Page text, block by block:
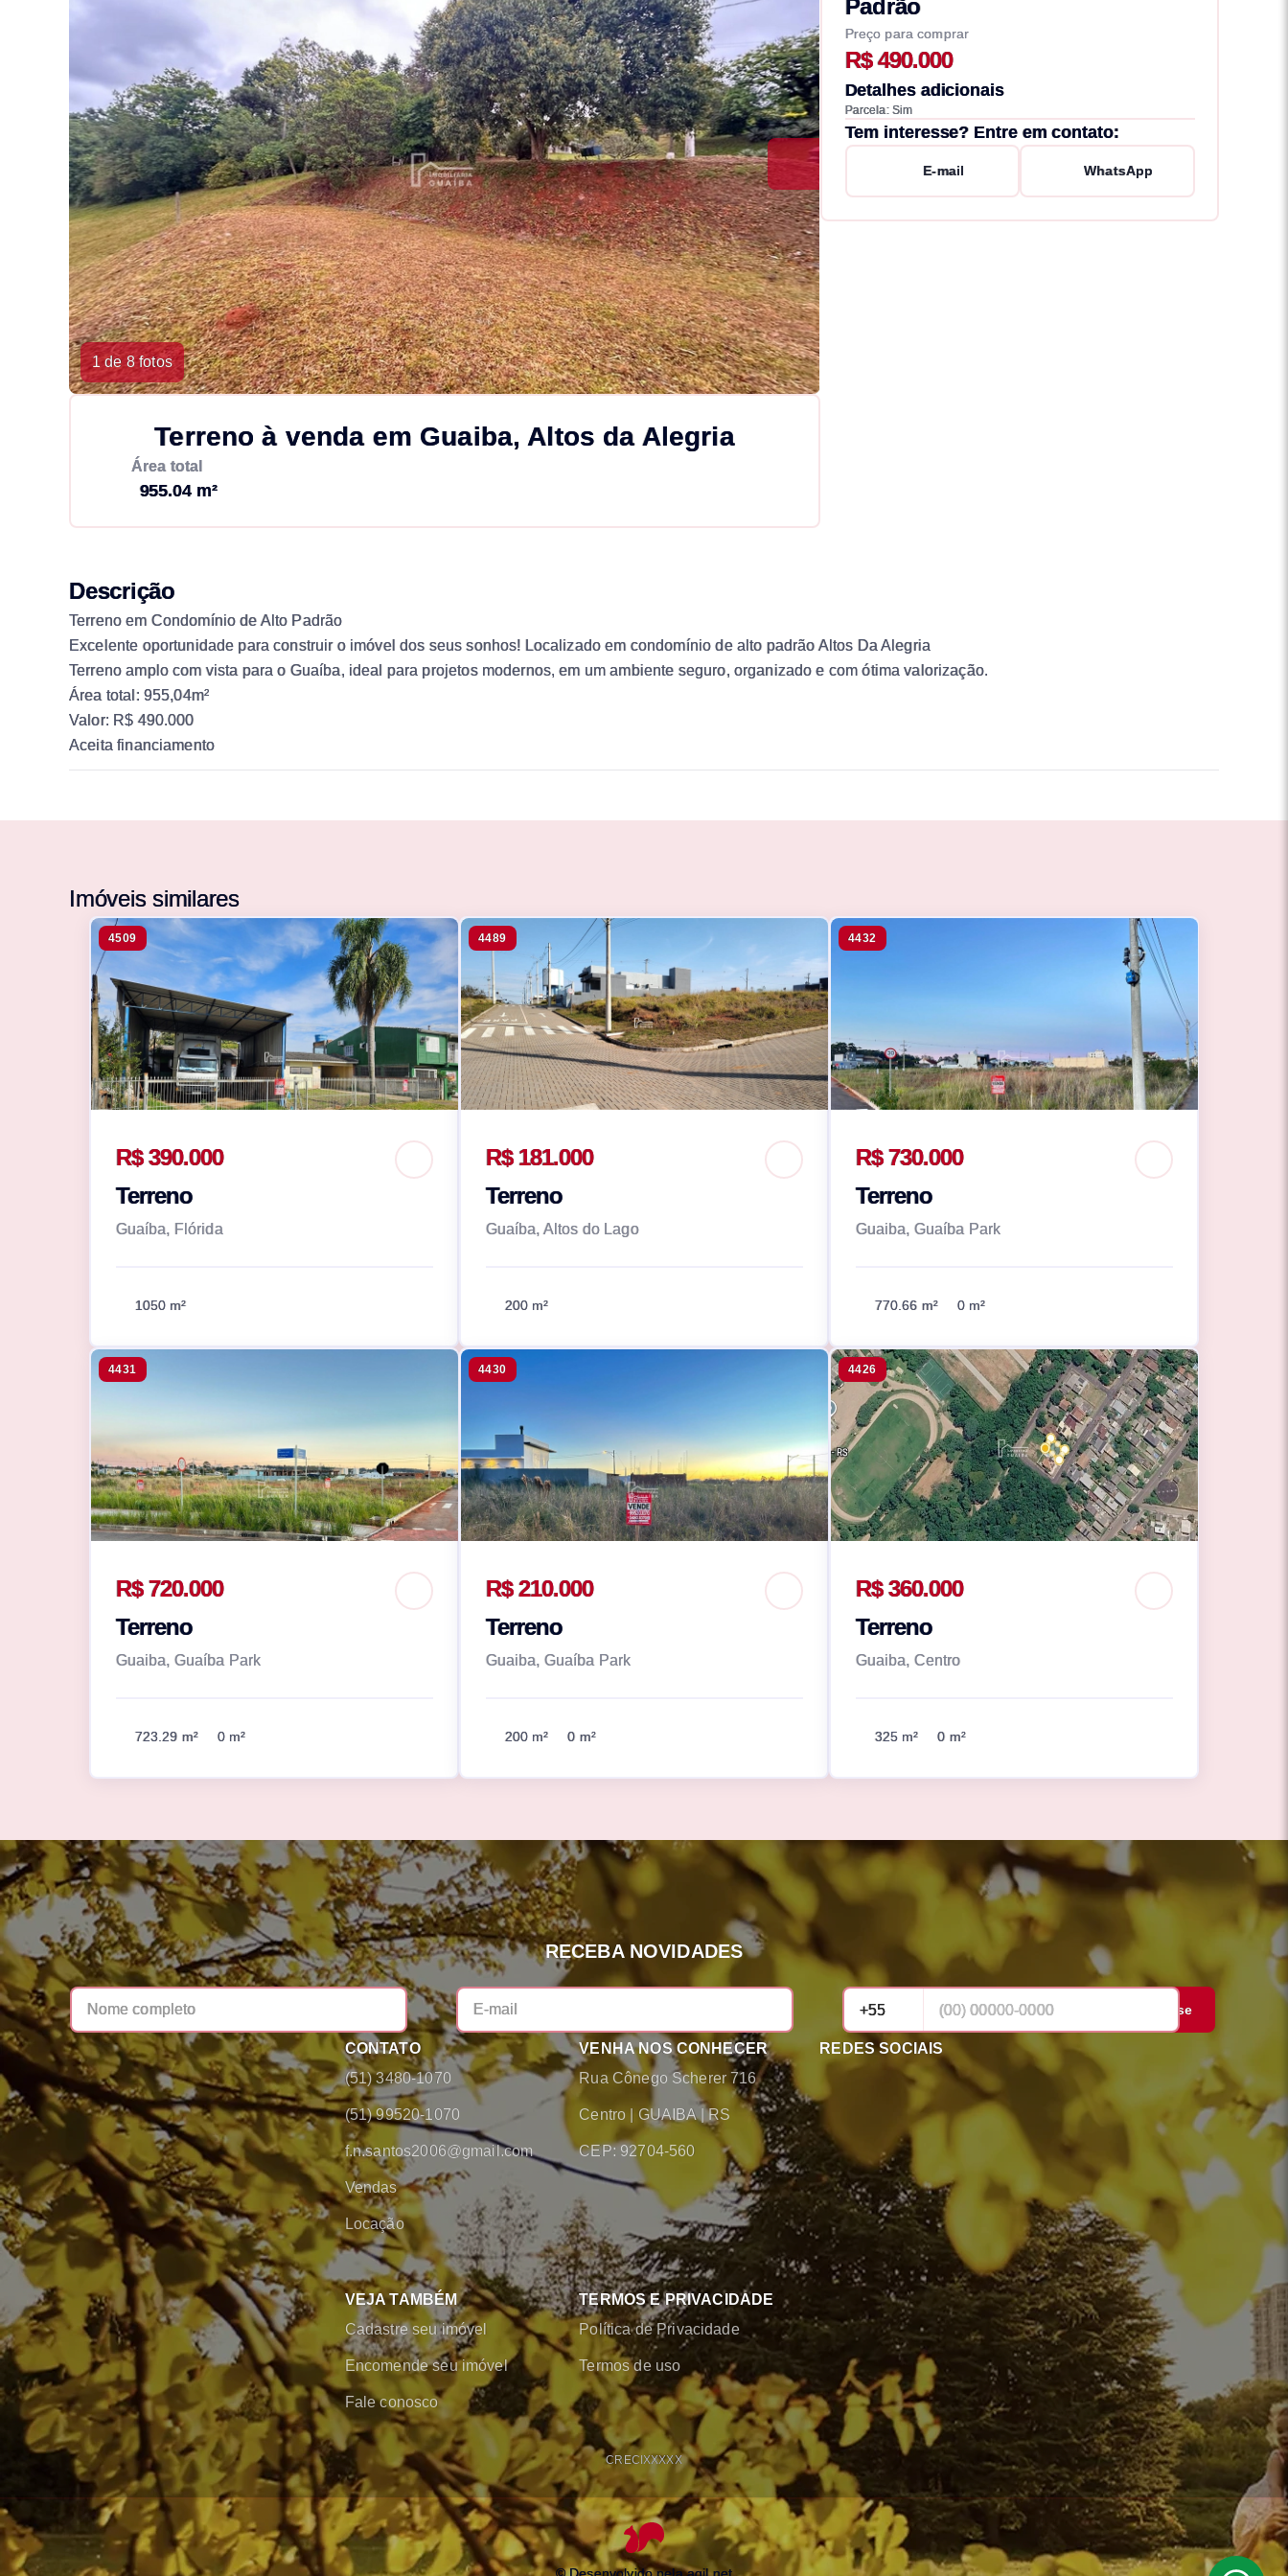
1 de 8 fotos
Terreno à venda em Guaiba, Altos da Alegria
Área total
955.04 m²
Padrão
Preço para comprar
R$ 490.000
Detalhes adicionais
Parcela: Sim
Tem interesse? Entre em contato:
E-mail WhatsApp
Descrição
Terreno em Condomínio de Alto Padrão
Excelente oportunidade para construir o imóvel dos seus sonhos! Localizado em condomínio de alto padrão Altos Da Alegria
Terreno amplo com vista para o Guaíba, ideal para projetos modernos, em um ambiente seguro, organizado e com ótima valorização.
Área total: 955,04m²
Valor: R$ 490.000
Aceita financiamento
Imóveis similares
4509
R$ 390.000
Terreno
Guaíba, Flórida
1050 m²
4489
R$ 181.000
Terreno
Guaíba, Altos do Lago
200 m²
4432
R$ 730.000
Terreno
Guaiba, Guaíba Park
770.66 m² 0 m²
4431
R$ 720.000
Terreno
Guaiba, Guaíba Park
723.29 m² 0 m²
4430
R$ 210.000
Terreno
Guaiba, Guaíba Park
200 m² 0 m²
4426
R$ 360.000
Terreno
Guaiba, Centro
325 m² 0 m²
RECEBA NOVIDADES
Cadastrar-se
CONTATO
(51) 3480-1070
(51) 99520-1070
f.n.santos2006@gmail.com
Vendas
Locação
VENHA NOS CONHECER
Rua Cônego Scherer 716
Centro GUAIBA |RS
CEP: 92704-560
REDES SOCIAIS
VEJA TAMBÉM
Cadastre seu imóvel
Encomende seu imóvel
Fale conosco
TERMOS E PRIVACIDADE
Política de Privacidade
Termos de uso
CRECI XXXXX
© Desenvolvido pelaagil.net